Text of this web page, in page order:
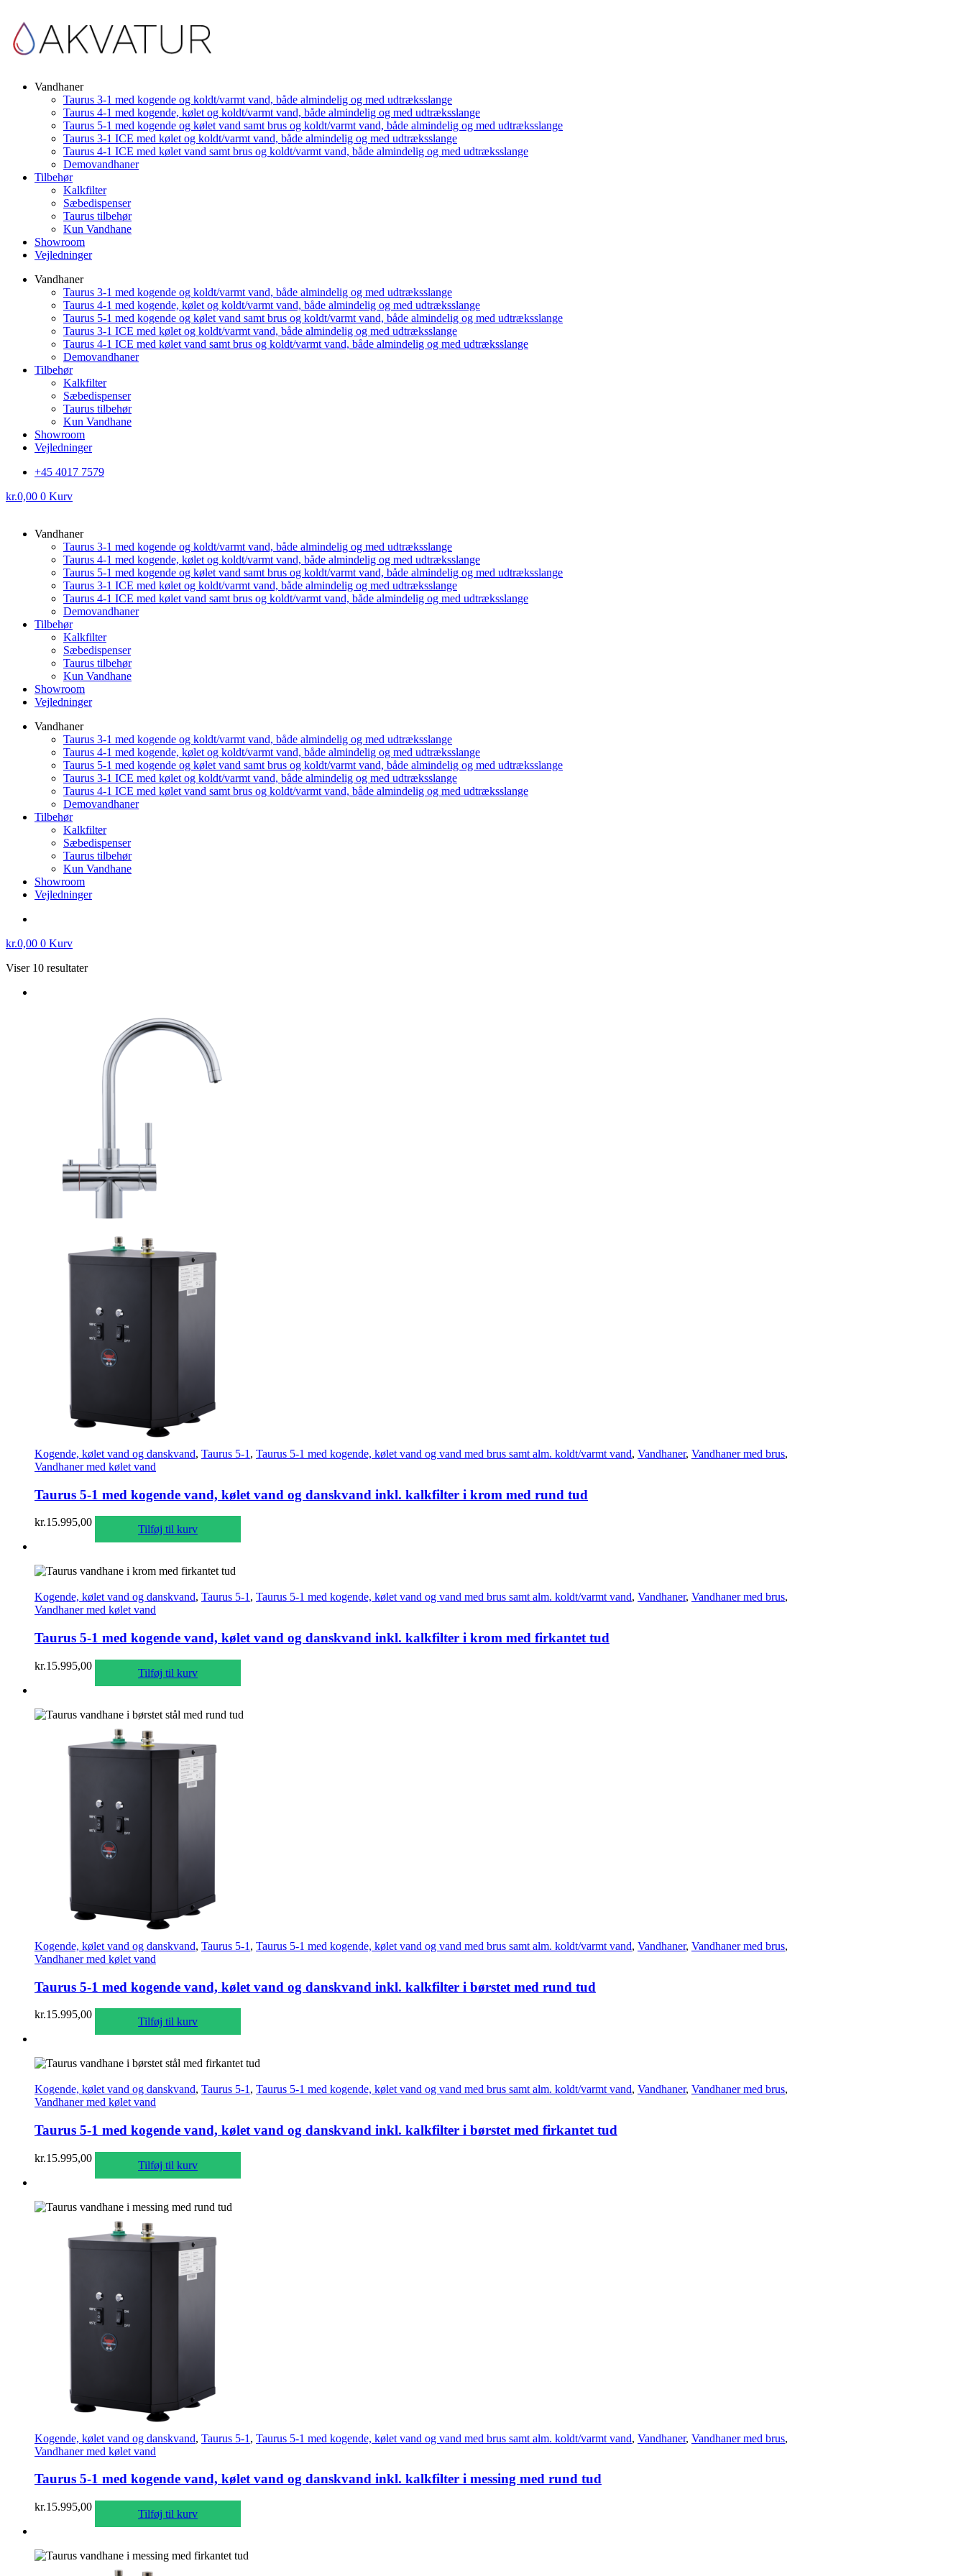
Vandhaner
Taurus 3-1 med kogende og koldt/varmt vand, både almindelig og med udtræksslange
Taurus 4-1 med kogende, kølet og koldt/varmt vand, både almindelig og med udtræksslange
Taurus 5-1 med kogende og kølet vand samt brus og koldt/varmt vand, både almindelig og med udtræksslange
Taurus 3-1 ICE med kølet og koldt/varmt vand, både almindelig og med udtræksslange
Taurus 4-1 ICE med kølet vand samt brus og koldt/varmt vand, både almindelig og med udtræksslange
Demovandhaner
Tilbehør
Kalkfilter
Sæbedispenser
Taurus tilbehør
Kun Vandhane
Showroom
Vejledninger
Vandhaner
Taurus 3-1 med kogende og koldt/varmt vand, både almindelig og med udtræksslange
Taurus 4-1 med kogende, kølet og koldt/varmt vand, både almindelig og med udtræksslange
Taurus 5-1 med kogende og kølet vand samt brus og koldt/varmt vand, både almindelig og med udtræksslange
Taurus 3-1 ICE med kølet og koldt/varmt vand, både almindelig og med udtræksslange
Taurus 4-1 ICE med kølet vand samt brus og koldt/varmt vand, både almindelig og med udtræksslange
Demovandhaner
Tilbehør
Kalkfilter
Sæbedispenser
Taurus tilbehør
Kun Vandhane
Showroom
Vejledninger
+45 4017 7579
kr.0,00 0 Kurv
Vandhaner
Taurus 3-1 med kogende og koldt/varmt vand, både almindelig og med udtræksslange
Taurus 4-1 med kogende, kølet og koldt/varmt vand, både almindelig og med udtræksslange
Taurus 5-1 med kogende og kølet vand samt brus og koldt/varmt vand, både almindelig og med udtræksslange
Taurus 3-1 ICE med kølet og koldt/varmt vand, både almindelig og med udtræksslange
Taurus 4-1 ICE med kølet vand samt brus og koldt/varmt vand, både almindelig og med udtræksslange
Demovandhaner
Tilbehør
Kalkfilter
Sæbedispenser
Taurus tilbehør
Kun Vandhane
Showroom
Vejledninger
Vandhaner
Taurus 3-1 med kogende og koldt/varmt vand, både almindelig og med udtræksslange
Taurus 4-1 med kogende, kølet og koldt/varmt vand, både almindelig og med udtræksslange
Taurus 5-1 med kogende og kølet vand samt brus og koldt/varmt vand, både almindelig og med udtræksslange
Taurus 3-1 ICE med kølet og koldt/varmt vand, både almindelig og med udtræksslange
Taurus 4-1 ICE med kølet vand samt brus og koldt/varmt vand, både almindelig og med udtræksslange
Demovandhaner
Tilbehør
Kalkfilter
Sæbedispenser
Taurus tilbehør
Kun Vandhane
Showroom
Vejledninger
kr.0,00 0 Kurv
Viser 10 resultater
Kogende, kølet vand og danskvand, Taurus 5-1 , Taurus 5-1 med kogende, kølet vand og vand med brus samt alm. koldt/varmt vand, Vandhaner, Vandhaner med brus,
Vandhaner med kølet vand
Taurus 5-1 med kogende vand, kølet vand og danskvand inkl. kalkfilter i krom med rund tud
kr.15.995,00
Tilføj til kurv
Kogende, kølet vand og danskvand, Taurus 5-1, Taurus 5-1 med kogende, kølet vand og vand med brus samt alm. koldt/varmt vand, Vandhaner, Vandhaner med brus,
Vandhaner med kølet vand
Taurus 5-1 med kogende vand, kølet vand og danskvand inkl. kalkfilter i krom med firkantet tud
kr.15.995,00
Tilføj til kurv
Kogende, kølet vand og danskvand, Taurus 5-1 , Taurus 5-1 med kogende, kølet vand og vand med brus samt alm. koldt/varmt vand, Vandhaner, Vandhaner med brus,
Vandhaner med kølet vand
Taurus 5-1 med kogende vand, kølet vand og danskvand inkl. kalkfilter i børstet med rund tud
kr.15.995,00
Tilføj til kurv
Kogende, kølet vand og danskvand, Taurus 5-1 , Taurus 5-1 med kogende, kølet vand og vand med brus samt alm. koldt/varmt vand, Vandhaner, Vandhaner med brus,
Vandhaner med kølet vand
Taurus 5-1 med kogende vand, kølet vand og danskvand inkl. kalkfilter i børstet med firkantet tud
kr.15.995,00
Tilføj til kurv
Kogende, kølet vand og danskvand, Taurus 5-1 , Taurus 5-1 med kogende, kølet vand og vand med brus samt alm. koldt/varmt vand, Vandhaner, Vandhaner med brus,
Vandhaner med kølet vand
Taurus 5-1 med kogende vand, kølet vand og danskvand inkl. kalkfilter i messing med rund tud
kr.15.995,00
Tilføj til kurv